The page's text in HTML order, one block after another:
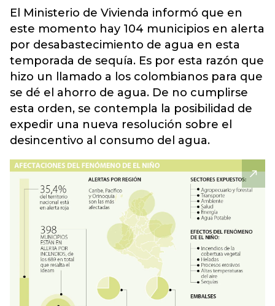
El Ministerio de Vivienda informó que en
este momento hay 104 municipios en alerta
por desabastecimiento de agua en esta
temporada de sequía. Es por esta razón que
hizo un llamado a los colombianos para que
se dé el ahorro de agua. De no cumplirse
esta orden, se contempla la posibilidad de
expedir una nueva resolución sobre el
desincentivo al consumo del agua.